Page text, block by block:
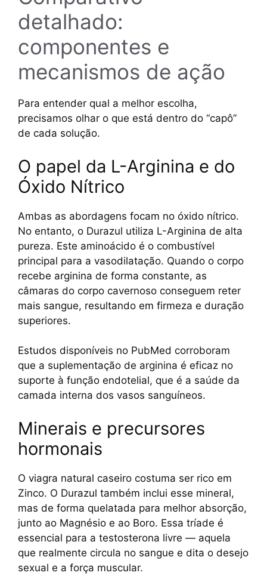
detalhado:
componentes e
mecanismos de ação
Para entender qual a melhor escolha,
precisamos olhar o que está dentro do “capô”
de cada solução.
O papel da L-Arginina e do
Óxido Nítrico
Ambas as abordagens focam no óxido nítrico.
No entanto, o Durazul utiliza L-Arginina de alta
pureza. Este aminoácido é o combustível
principal para a vasodilatação. Quando o corpo
recebe arginina de forma constante, as
câmaras do corpo cavernoso conseguem reter
mais sangue, resultando em firmeza e duração
superiores.
Estudos disponíveis no PubMed corroboram
que a suplementação de arginina é eficaz no
suporte à função endotelial, que é a saúde da
camada interna dos vasos sanguíneos.
Minerais e precursores
hormonais
O viagra natural caseiro costuma ser rico em
Zinco. O Durazul também inclui esse mineral,
mas de forma quelatada para melhor absorção,
junto ao Magnésio e ao Boro. Essa tríade é
essencial para a testosterona livre — aquela
que realmente circula no sangue e dita o desejo
sexual e a força muscular.